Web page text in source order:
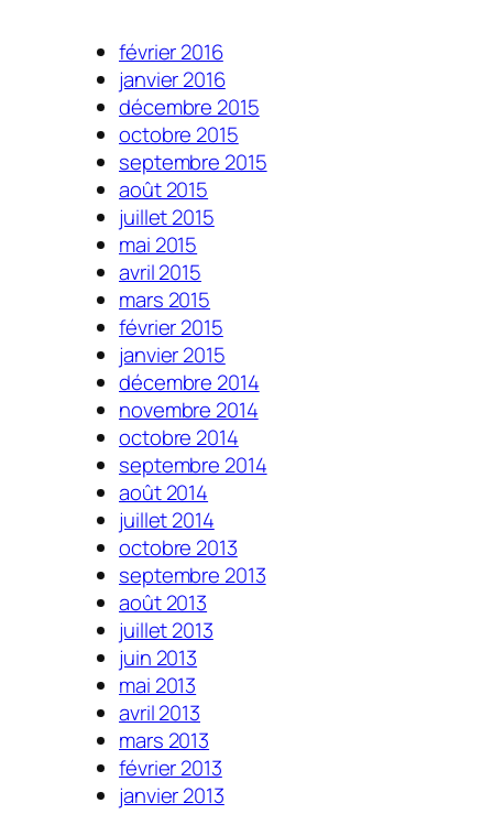
février 2016
janvier 2016
décembre 2015
octobre 2015
septembre 2015
août 2015
juillet 2015
mai 2015
avril 2015
mars 2015
février 2015
janvier 2015
décembre 2014
novembre 2014
octobre 2014
septembre 2014
août 2014
juillet 2014
octobre 2013
septembre 2013
août 2013
juillet 2013
juin 2013
mai 2013
avril 2013
mars 2013
février 2013
janvier 2013